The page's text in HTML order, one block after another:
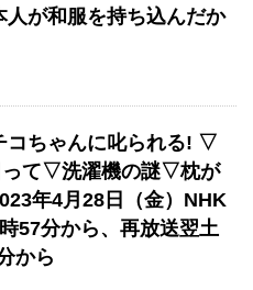
人が和服を持ち込んだか
コちゃんに叱られる! ▽
って▽洗濯機の謎▽枕が
年4月28日（金）NHK
57分から、再放送翌土
から